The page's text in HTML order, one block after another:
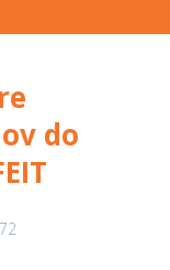
do